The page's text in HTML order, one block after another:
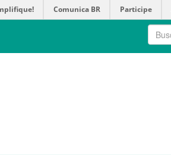
Comunica BR Participe